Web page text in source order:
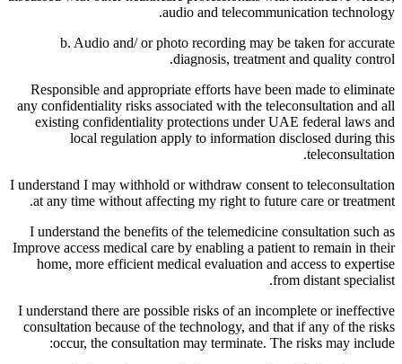
audio and telecommunication technology.
b. Audio and/ or photo recording may be taken for accurate
diagnosis, treatment and quality control.
Responsible and appropriate efforts have been made to eliminate
any confidentiality risks associated with the teleconsultation and all
existing confidentiality protections under UAE federal laws and
local regulation apply to information disclosed during this
teleconsultation.
I understand I may withhold or withdraw consent to teleconsultation
at any time without affecting my right to future care or treatment.
I understand the benefits of the telemedicine consultation such as
Improve access medical care by enabling a patient to remain in their
home, more efficient medical evaluation and access to expertise
from distant specialist.
I understand there are possible risks of an incomplete or ineffective
consultation because of the technology, and that if any of the risks
occur, the consultation may terminate. The risks may include: